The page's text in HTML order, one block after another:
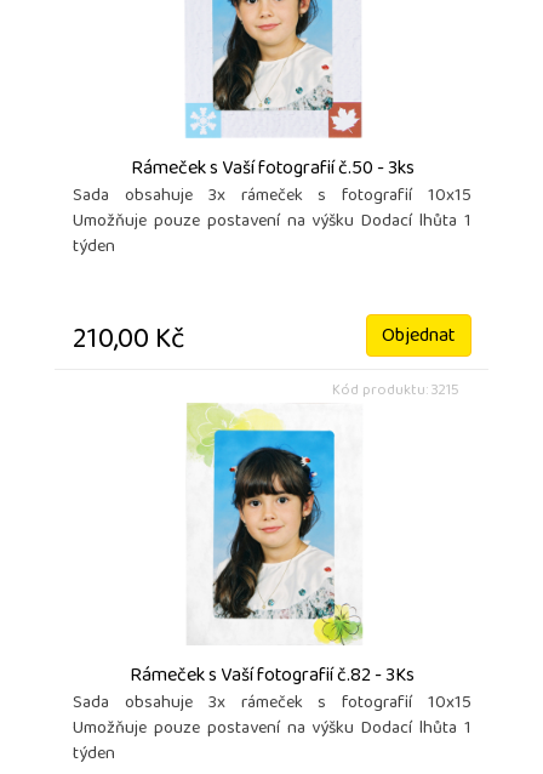
Rámeček s Vaší fotografií č.50 - 3ks
Sada obsahuje 3x rámeček s fotografií 10x15
Umožňuje pouze postavení na výšku Dodací lhůta 1
týden
210,00 Kč Objednat
Kód produktu: 3215
Rámeček s Vaší fotografií č.82 - 3Ks
Sada obsahuje 3x rámeček s fotografií 10x15
Umožňuje pouze postavení na výšku Dodací lhůta 1
týden